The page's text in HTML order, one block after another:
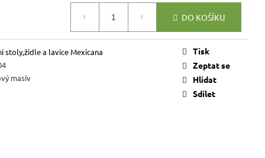
DO KOŠÍKU
stoly,židle a lavice Mexicana
masív
Tisk
Zeptat se
Hlídat
Sdílet